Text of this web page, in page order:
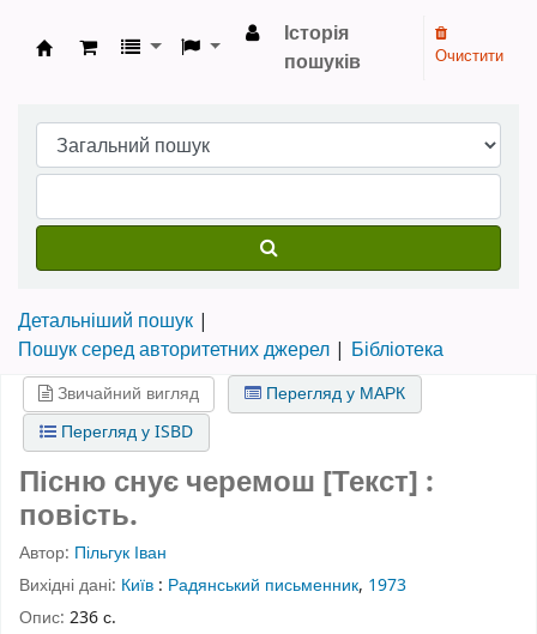
Бібліотека НТШ › Електронний каталог
Історія
пошуків
Очистити
Детальніший пошук
Пошук серед авторитетних джерел
Бібліотека
Звичайний вигляд
Перегляд у МАРК
Перегляд у ISBD
Пісню снує черемош [Текст] :
повість.
Автор: Пільгук Іван
Вихідні дані: Київ : Радянський письменник, 1973
Опис: 236 с.